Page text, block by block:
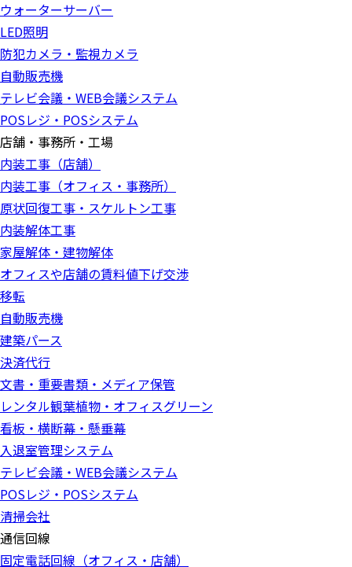
ウォーターサーバー
LED照明
防犯カメラ・監視カメラ
自動販売機
テレビ会議・WEB会議システム
POSレジ・POSシステム
店舗・事務所・工場
内装工事（店舗）
内装工事（オフィス・事務所）
原状回復工事・スケルトン工事
内装解体工事
家屋解体・建物解体
オフィスや店舗の賃料値下げ交渉
移転
自動販売機
建築パース
決済代行
文書・重要書類・メディア保管
レンタル観葉植物・オフィスグリーン
看板・横断幕・懸垂幕
入退室管理システム
テレビ会議・WEB会議システム
POSレジ・POSシステム
清掃会社
通信回線
固定電話回線（オフィス・店舗）